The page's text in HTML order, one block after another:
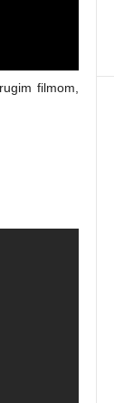
filmom,